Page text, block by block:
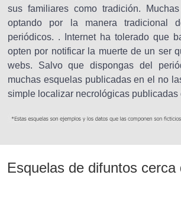
sus familiares como tradición.
optando por la manera tradicional
periódicos. . Internet ha tolerado que
opten por notificar la muerte de un ser
webs. Salvo que dispongas del
muchas esquelas publicadas en el no
simple localizar necrológicas publicadas
Esquelas de difuntos cerca